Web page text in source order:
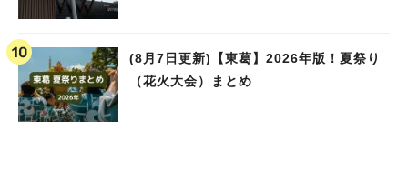
(8月7日更新)【東葛】2026年版！夏祭り
（花火大会）まとめ